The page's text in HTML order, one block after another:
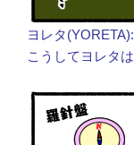
ヨレタ
こうしてヨレタ